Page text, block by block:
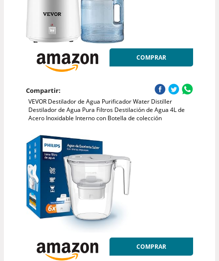
COMPRAR
Compartir:
VEVOR Destilador de Agua Purificador Water Distiller
Destilador de Agua Pura Filtros Destilación de Agua 4L de
Acero Inoxidable Interno con Botella de colección
COMPRAR